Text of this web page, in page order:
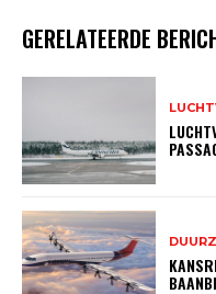
GERELATEERDE